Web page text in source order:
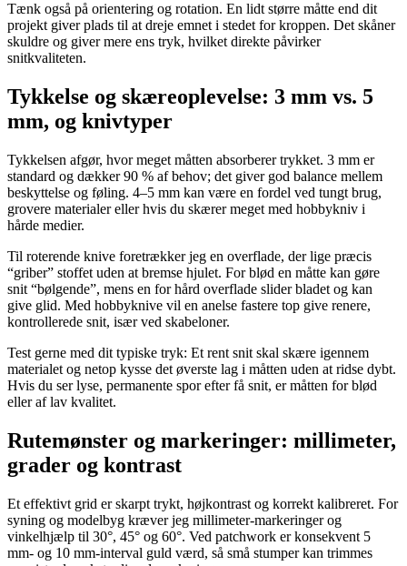
Tænk også på orientering og rotation. En lidt større måtte end dit
projekt giver plads til at dreje emnet i stedet for kroppen. Det skåner
skuldre og giver mere ens tryk, hvilket direkte påvirker
snitkvaliteten.
Tykkelse og skæreoplevelse: 3 mm vs. 5
mm, og knivtyper
Tykkelsen afgør, hvor meget måtten absorberer trykket. 3 mm er
standard og dækker 90 % af behov; det giver god balance mellem
beskyttelse og føling. 4–5 mm kan være en fordel ved tungt brug,
grovere materialer eller hvis du skærer meget med hobbykniv i
hårde medier.
Til roterende knive foretrækker jeg en overflade, der lige præcis
“griber” stoffet uden at bremse hjulet. For blød en måtte kan gøre
snit “bølgende”, mens en for hård overflade slider bladet og kan
give glid. Med hobbyknive vil en anelse fastere top give renere,
kontrollerede snit, især ved skabeloner.
Test gerne med dit typiske tryk: Et rent snit skal skære igennem
materialet og netop kysse det øverste lag i måtten uden at ridse dybt.
Hvis du ser lyse, permanente spor efter få snit, er måtten for blød
eller af lav kvalitet.
Rutemønster og markeringer: millimeter,
grader og kontrast
Et effektivt grid er skarpt trykt, højkontrast og korrekt kalibreret. For
syning og modelbyg kræver jeg millimeter-markeringer og
vinkelhjælp til 30°, 45° og 60°. Ved patchwork er konsekvent 5
mm- og 10 mm-interval guld værd, så små stumper kan trimmes